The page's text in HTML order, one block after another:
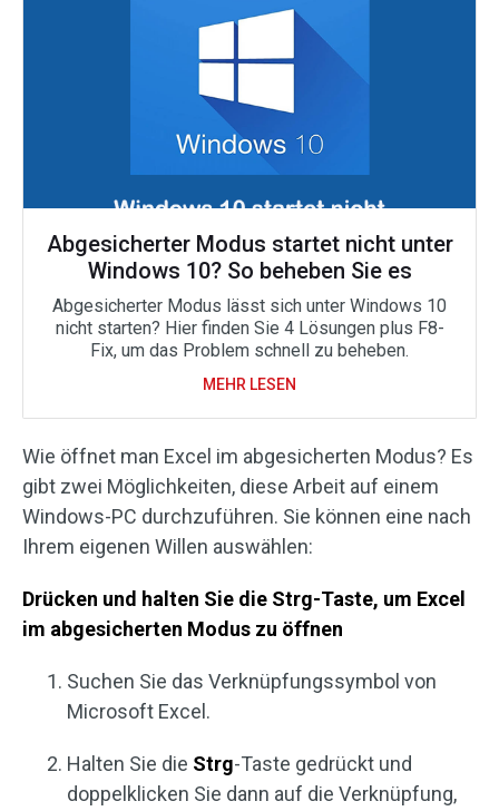
Abgesicherter Modus startet nicht unter
Windows 10? So beheben Sie es
Abgesicherter Modus lässt sich unter Windows 10
nicht starten? Hier finden Sie 4 Lösungen plus F8-
Fix, um das Problem schnell zu beheben.
MEHR LESEN
Wie öffnet man Excel im abgesicherten Modus? Es
gibt zwei Möglichkeiten, diese Arbeit auf einem
Windows-PC durchzuführen. Sie können eine nach
Ihrem eigenen Willen auswählen:
Drücken und halten Sie die Strg-Taste, um Excel
im abgesicherten Modus zu öffnen
Suchen Sie das Verknüpfungssymbol von
Microsoft Excel.
Halten Sie die Strg-Taste gedrückt und
doppelklicken Sie dann auf die Verknüpfung,